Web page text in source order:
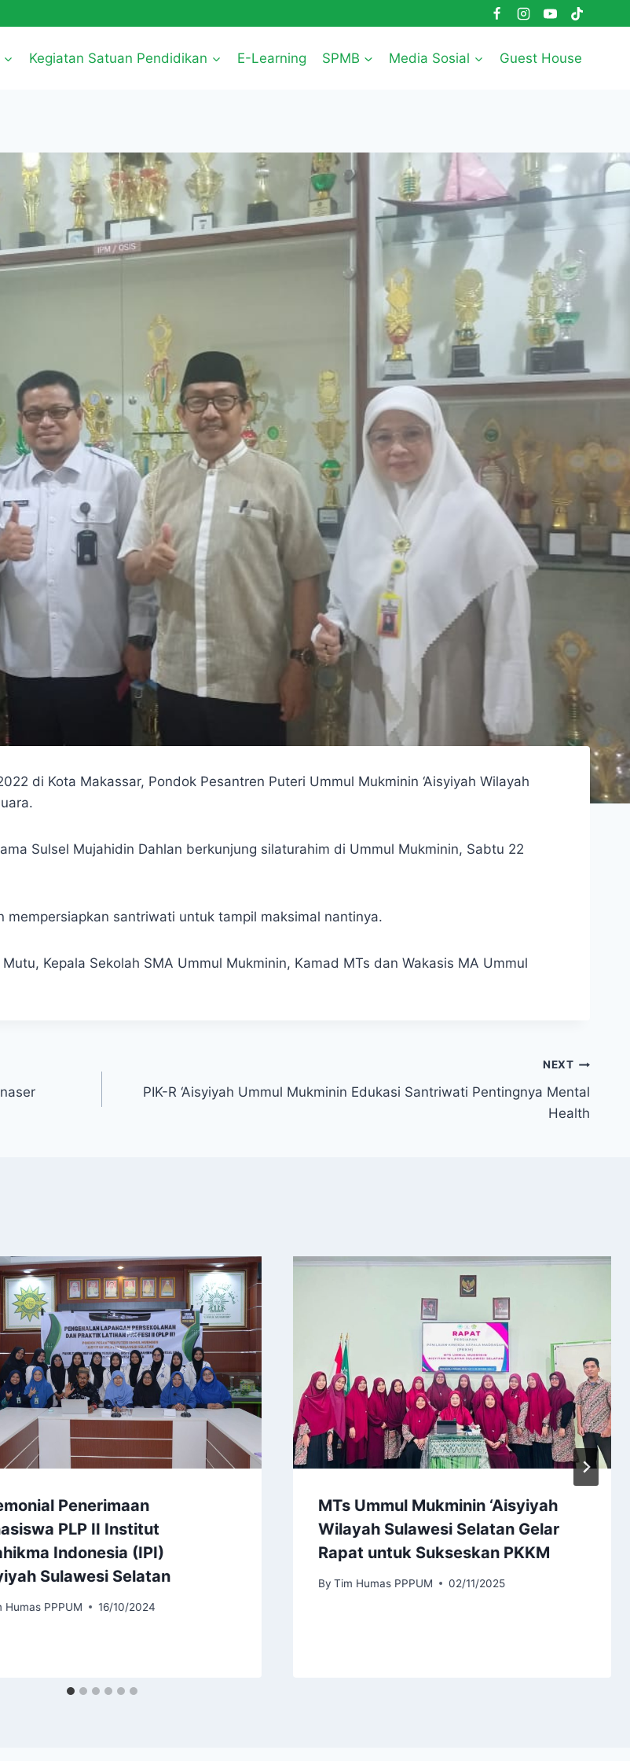
Kegiatan Satuan Pendidikan E-Learning SPMB Media Sosial Guest House
di Kota Makassar, Pondok Pesantren Puteri Ummul Mukminin ‘Aisyiyah Wilayah
Sulsel Mujahidin Dahlan berkunjung silaturahim di Ummul Mukminin, Sabtu 22
santriwati untuk tampil maksimal nantinya.
Kepala Sekolah SMA Ummul Mukminin, Kamad MTs dan Wakasis MA Ummul
NEXT
PIK-R ‘Aisyiyah Ummul Mukminin Edukasi Santriwati Pentingnya Mental
Health
Penerimaan
PLP II Institut
Indonesia (IPI)
Sulawesi Selatan
Humas PPPUM 16/10/2024
MTs Ummul Mukminin ‘Aisyiyah
Wilayah Sulawesi Selatan Gelar
Rapat untuk Sukseskan PKKM
By Tim Humas PPPUM 02/11/2025